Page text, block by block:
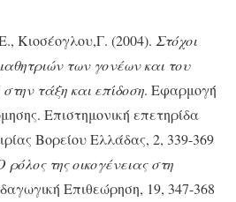
Κιοσέογλου,Γ. (2004). Στόχοι
των γονέων και του
τάξη και επίδοση. Εφαρμογή
Επιστημονική επετηρίδα
Βορείου Ελλάδας, 2, 339-369
ρόλος της οικογένειας στη
Επιθεώρηση, 19, 347-368